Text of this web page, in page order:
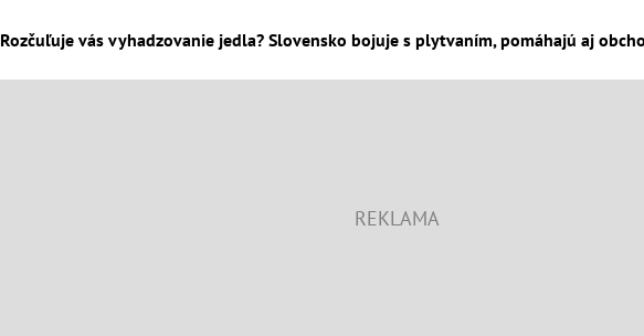
Rozčuľuje vás vyhadzovanie jedla? Slovensko bojuje s plytvaním, pomáhajú aj